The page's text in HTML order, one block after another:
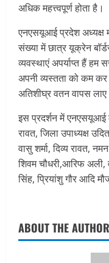
अधिक महत्त्वपूर्ण होता है।
एनएसयूआई प्रदेश अध्यक्ष
संख्या में छात्र यूक्रेन
व्यवस्थाएं अपर्याप्त हैं हम
अपनी व्यस्तता को कम
अतिशीघ्र वतन वापस
इस प्रदर्शन में
रावत, जिला उपाध्यक्ष
वासु शर्मा, दिव्य रावत,
शिवम चौधरी,आरिफ अली,
सिंह, प्रियांशु गौर आदि
ABOUT THE AUTHOR